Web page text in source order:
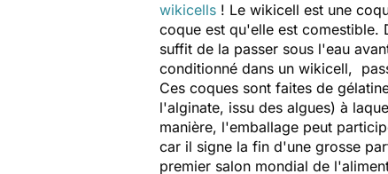
wikicells ! Le wikicell est une
coque est qu'elle est comestible.
suffit de la passer sous l'eau
conditionné dans un wikicell,
Ces coques sont faites de
l'alginate, issu des algues) à
manière, l'emballage peut
car il signe la fin d'une grosse
premier salon mondial de